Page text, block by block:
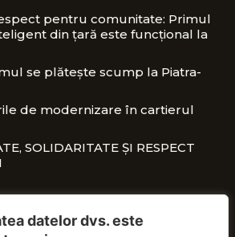
datelor dvs. este
pentru comunitate: Primul
din țară este funcțional la
se plătește scump la Piatra-
de modernizare în cartierul
SOLIDARITATE ȘI RESPECT